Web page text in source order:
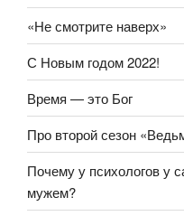
«Не смотрите наверх»
С Новым годом 2022!
Время — это Бог
Про второй сезон
Почему у психологов у
мужем?